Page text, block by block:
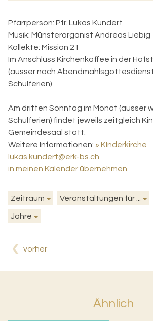
Pfarrperson: Pfr. Lukas Kundert
Musik: Münsterorganist Andreas Liebig
Kollekte: Mission 21
Im Anschluss Kirchenkaffee in der
(ausser nach
Schulferien)
Am dritten Sonntag im Monat (ausser
Schulferien) findet jeweils zeitgleich
Gemeindesaal statt.
Weitere Informationen: » KInderkirche
lukas.kundert@erk-bs.ch
in meinen Kalender übernehmen
Zeitraum Veranstaltungen für ...
Jahre
vorher
Ähnlich